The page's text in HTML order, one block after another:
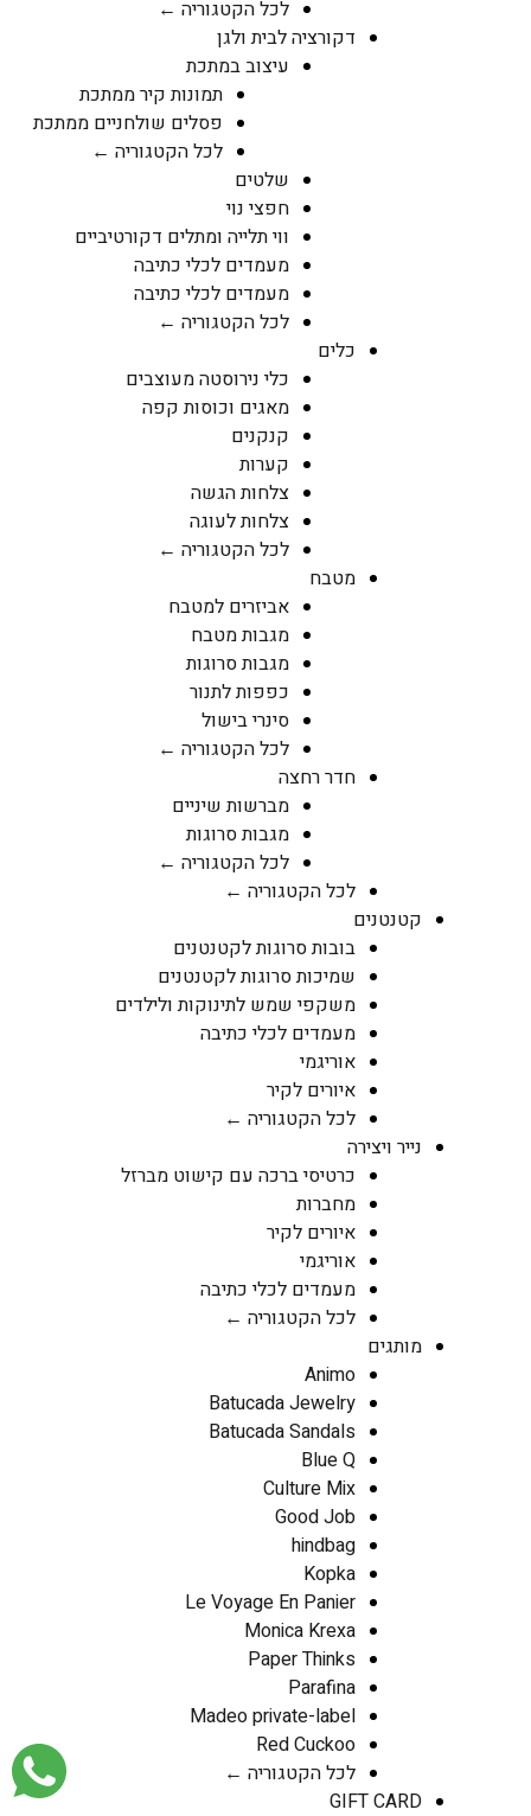
לכל הקטגוריה ←
דקורציה לבית ולגן
עיצוב במתכת
תמונות קיר ממתכת
פסלים שולחניים ממתכת
לכל הקטגוריה ←
שלטים
חפצי נוי
ווי תלייה ומתלים דקורטיביים
מעמדים לכלי כתיבה
מעמדים לכלי כתיבה
לכל הקטגוריה ←
כלים
כלי נירוסטה מעוצבים
מאגים וכוסות קפה
קנקנים
קערות
צלחות הגשה
צלחות לעוגה
לכל הקטגוריה ←
מטבח
אביזרים למטבח
מגבות מטבח
מגבות סרוגות
כפפות לתנור
סינרי בישול
לכל הקטגוריה ←
חדר רחצה
מברשות שיניים
מגבות סרוגות
לכל הקטגוריה ←
לכל הקטגוריה ←
קטנטנים
בובות סרוגות לקטנטנים
שמיכות סרוגות לקטנטנים
משקפי שמש לתינוקות ולילדים
מעמדים לכלי כתיבה
אוריגמי
איורים לקיר
לכל הקטגוריה ←
נייר ויצירה
כרטיסי ברכה עם קישוט מברזל
מחברות
איורים לקיר
אוריגמי
מעמדים לכלי כתיבה
לכל הקטגוריה ←
מותגים
Animo
Batucada Jewelry
Batucada Sandals
Blue Q
Culture Mix
Good Job
hindbag
Kopka
Le Voyage En Panier
Monica Krexa
Paper Thinks
Parafina
Madeo private-label
Red Cuckoo
לכל הקטגוריה ←
GIFT CARD